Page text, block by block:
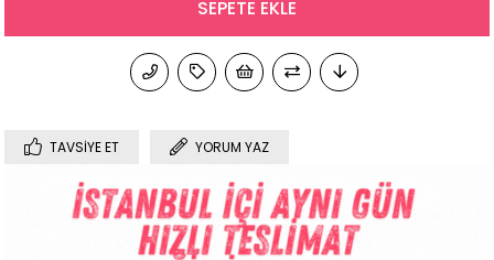
TAVSIYE ET YORUM YAZ